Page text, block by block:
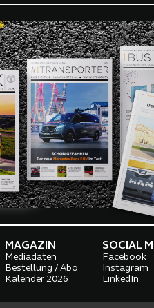
MAGAZIN
Mediadaten
Bestellung / Abo
Kalender 2026
SOCIAL
Facebook
Instagram
LinkedIn